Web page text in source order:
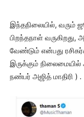
இந்தநிலையில், வரும்
பிறந்தநாள்
வேண்டும் என்பது
இருக்கும்
நண்பர் அஜித் மாதிரி ) .